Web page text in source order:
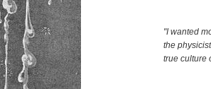
"I wanted
the
true culture